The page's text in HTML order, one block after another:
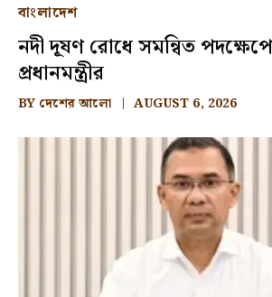
বাংলাদেশ
নদী দূষণ রোধে সমন্বিত
প্রধানমন্ত্রীর
BY দেশের আলো AUGUST 6, 2026